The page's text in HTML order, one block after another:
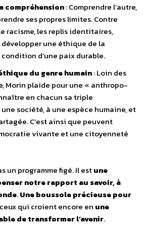
compréhension: Comprendre l’autre,
ses propres limites. Contre
racisme, les replis identitaires,
une éthique de la
d’une paix durable.
du genre humain: Loin des
Morin plaide pour une « anthropo-
en chacun sa triple
société, à une espèce humaine, et
C’est ainsi que peuvent
vivante et une citoyenneté
un programme figé. Il estune
notre rapport au savoir, à
.Une boussole précieuse pour
qui croient encore en une
de transformer l’avenir.